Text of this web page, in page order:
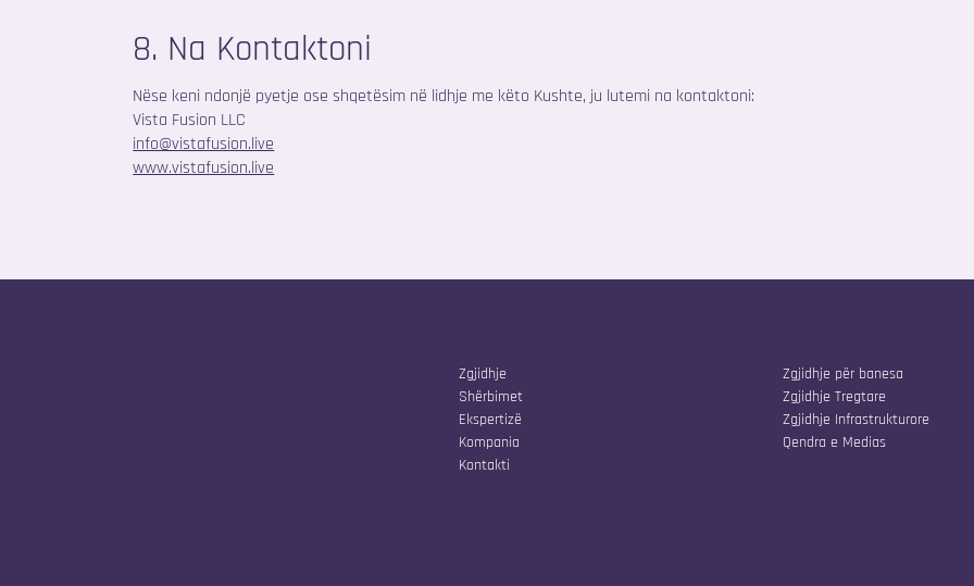
8. Na Kontaktoni
Nëse keni ndonjë pyetje ose shqetësim në lidhje me këto Kushte, ju lutemi na kontaktoni:
Vista Fusion LLC
info@vistafusion.live
www.vistafusion.live
Zgjidhje
Shërbimet
Ekspertizë
Kompania
Kontakti
Zgjidhje për banesa
Zgjidhje Tregtare
Zgjidhje Infrastrukturore
Qendra e Medias